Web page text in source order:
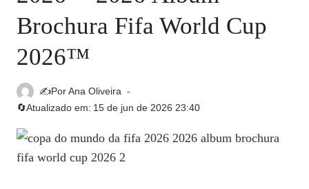
Brochura Fifa World Cup
2026™
✍️PorAna Oliveira
🔄Atualizado em: 15 de jun de 2026 23:40